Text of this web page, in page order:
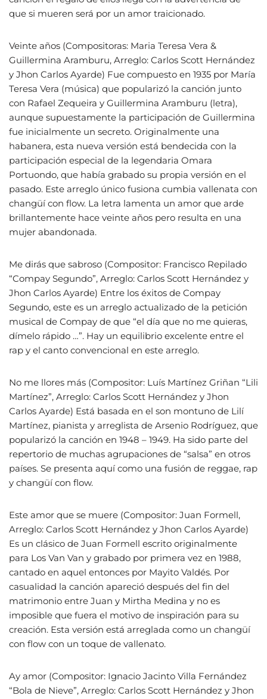
que si mueren será por un amor traicionado.
Veinte años (Compositoras: Maria Teresa Vera &
Guillermina Aramburu, Arreglo: Carlos Scott Hernández
y Jhon Carlos Ayarde) Fue compuesto en 1935 por María
Teresa Vera (música) que popularizó la canción junto
con Rafael Zequeira y Guillermina Aramburu (letra),
aunque supuestamente la participación de Guillermina
fue inicialmente un secreto. Originalmente una
habanera, esta nueva versión está bendecida con la
participación especial de la legendaria Omara
Portuondo, que había grabado su propia versión en el
pasado. Este arreglo único fusiona cumbia vallenata con
changüí con flow. La letra lamenta un amor que arde
brillantemente hace veinte años pero resulta en una
mujer abandonada.
Me dirás que sabroso (Compositor: Francisco Repilado
“Compay Segundo”, Arreglo: Carlos Scott Hernández y
Jhon Carlos Ayarde) Entre los éxitos de Compay
Segundo, este es un arreglo actualizado de la petición
musical de Compay de que “el día que no me quieras,
dímelo rápido …”. Hay un equilibrio excelente entre el
rap y el canto convencional en este arreglo.
No me llores más (Compositor: Luís Martínez Griñan “Lili
Martínez”, Arreglo: Carlos Scott Hernández y Jhon
Carlos Ayarde) Está basada en el son montuno de Lilí
Martínez, pianista y arreglista de Arsenio Rodríguez, que
popularizó la canción en 1948 – 1949. Ha sido parte del
repertorio de muchas agrupaciones de “salsa” en otros
países. Se presenta aquí como una fusión de reggae, rap
y changüí con flow.
Este amor que se muere (Compositor: Juan Formell,
Arreglo: Carlos Scott Hernández y Jhon Carlos Ayarde)
Es un clásico de Juan Formell escrito originalmente
para Los Van Van y grabado por primera vez en 1988,
cantado en aquel entonces por Mayito Valdés. Por
casualidad la canción apareció después del fin del
matrimonio entre Juan y Mirtha Medina y no es
imposible que fuera el motivo de inspiración para su
creación. Esta versión está arreglada como un changüí
con flow con un toque de vallenato.
Ay amor (Compositor: Ignacio Jacinto Villa Fernández
“Bola de Nieve”, Arreglo: Carlos Scott Hernández y Jhon